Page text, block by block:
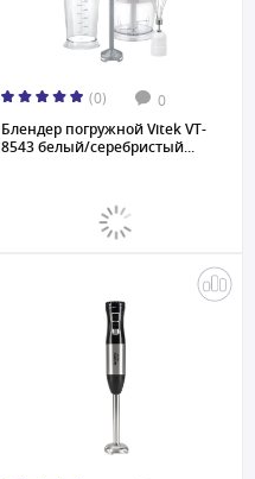
(0) 0
Блендер погружной Vitek VT-
8543 белый/серебристый...